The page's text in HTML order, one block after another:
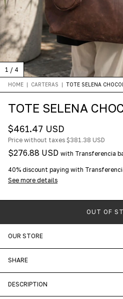
1 / 4
HOME | CARTERAS | TOTE SELENA
TOTE SELENA
$461.47 USD
Price without taxes $381.38 USD
$276.88 USD with Transferencia
40% discount paying with
See more details
OUR STORE
SHARE
DESCRIPTION